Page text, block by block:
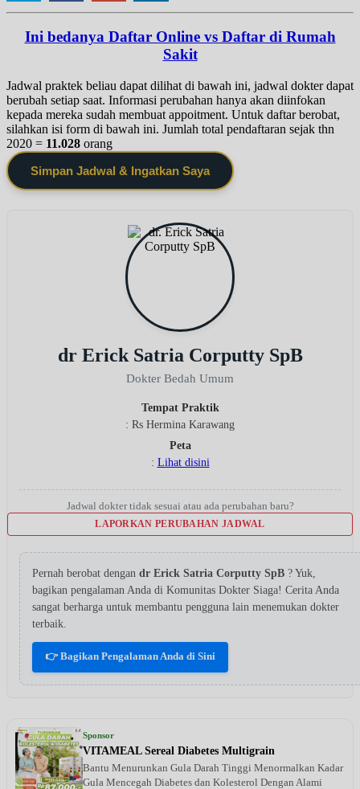
Ini bedanya Daftar Online vs Daftar di Rumah
Sakit
Jadwal praktek beliau dapat dilihat di bawah ini, jadwal dokter dapat
berubah setiap saat. Informasi perubahan hanya akan diinfokan
kepada mereka sudah membuat appoitment. Untuk daftar berobat,
silahkan isi form di bawah ini. Jumlah total pendaftaran sejak thn
2020 = 11.028 orang
Simpan Jadwal & Ingatkan Saya
dr Erick Satria Corputty SpB
Dokter Bedah Umum
Tempat Praktik
: Rs Hermina Karawang
Peta
: Lihat disini
Jadwal dokter tidak sesuai atau ada perubahan baru?
LAPORKAN PERUBAHAN JADWAL
Pernah berobat dengan dr Erick Satria Corputty SpB ? Yuk,
bagikan pengalaman Anda di Komunitas Dokter Siaga! Cerita Anda
sangat berharga untuk membantu pengguna lain menemukan dokter
terbaik.
👉 Bagikan Pengalaman Anda di Sini
Sponsor
VITAMEAL Sereal Diabetes Multigrain
Bantu Menurunkan Gula Darah Tinggi Menormalkan Kadar
Gula Mencegah Diabetes dan Kolesterol Dengan Alami